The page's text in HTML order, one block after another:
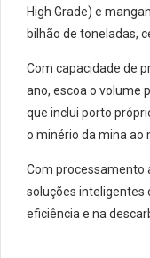
High Grade) e
bilhão de toneladas,
Com capacidade de
ano, escoa o volume
que inclui porto
o minério da mina ao
Com processamento
soluções inteligentes
eficiência e na